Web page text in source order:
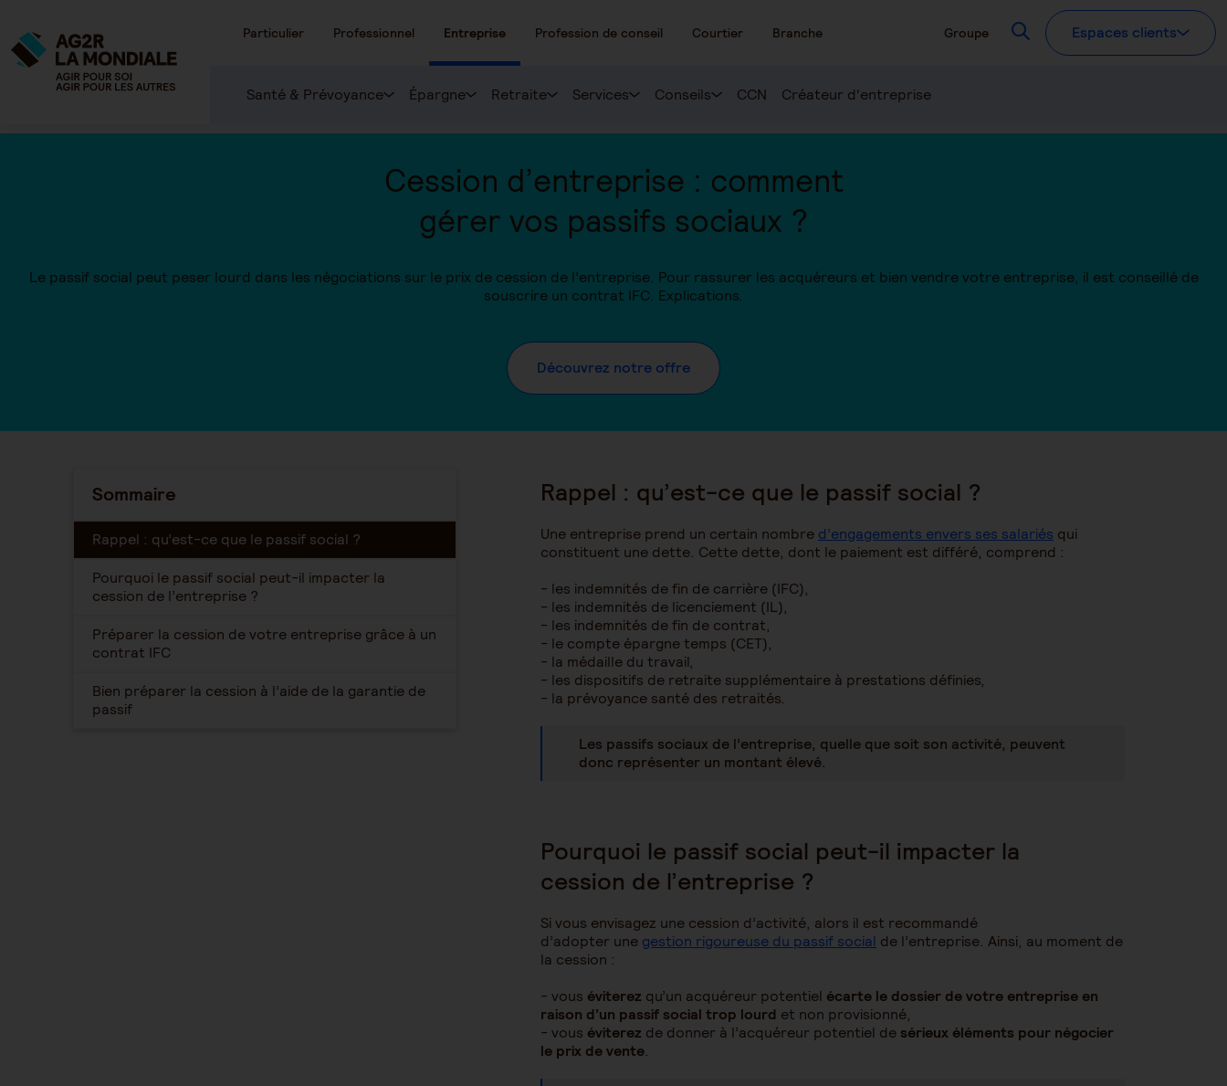
Particulier Professionnel Entreprise Profession de conseil Courtier Branche Groupe RecherchezEspaces clients
Santé & Prévoyance Épargne Retraite Services Conseils CCN Créateur d'entreprise
Cession d’entreprise : comment
gérer vos passifs sociaux ?
Le passif social peut peser lourd dans les négociations sur le prix de cession de l’entreprise. Pour rassurer les acquéreurs et bien vendre votre entreprise, il est conseillé de
souscrire un contrat IFC. Explications.
Découvrez notre offre
Sommaire
Rappel : qu’est-ce que le passif social ?
Pourquoi le passif social peut-il impacter la
cession de l’entreprise ?
Préparer la cession de votre entreprise grâce à un
contrat IFC
Bien préparer la cession à l’aide de la garantie de
passif
Rappel : qu’est-ce que le passif social ?
Une entreprise prend un certain nombre d’engagements envers ses salariés qui
constituent une dette. Cette dette, dont le paiement est différé, comprend :
- les indemnités de fin de carrière (IFC),
- les indemnités de licenciement (IL),
- les indemnités de fin de contrat,
- le compte épargne temps (CET),
- la médaille du travail,
- les dispositifs de retraite supplémentaire à prestations définies,
- la prévoyance santé des retraités.
Les passifs sociaux de l’entreprise, quelle que soit son activité, peuvent
donc représenter un montant élevé.
Pourquoi le passif social peut-il impacter la
cession de l’entreprise ?
Si vous envisagez une cession d’activité, alors il est recommandé
d’adopter une gestion rigoureuse du passif social de l’entreprise. Ainsi, au moment de
la cession :
- vous éviterez qu’un acquéreur potentiel écarte le dossier de votre entreprise en
raison d’un passif social trop lourd et non provisionné,
- vous éviterez de donner à l’acquéreur potentiel de sérieux éléments pour négocier
le prix de vente.